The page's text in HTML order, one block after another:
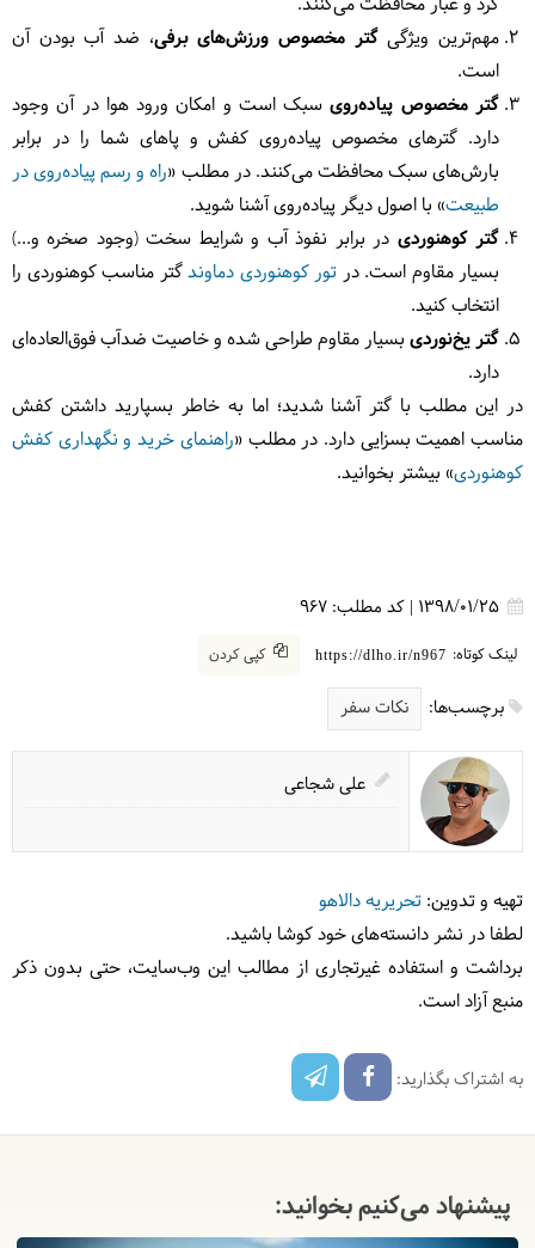
مهم‌ترین ویژگیگتر مخصوص ورزش‌های برفی، ضد آب بودن آن
است.
گتر مخصوص پیاده‌رویسبک است و امکان ورود هوا در آن وجود
دارد. گترهای مخصوص پیاده‌روی کفش و پاهای شما را در برابر
بارش‌های سبک محافظت می‌کنند. در مطلب «راه و رسم پیاده‌روی در
طبیعت» با اصول دیگر پیاده‌روی آشنا شوید.
گتر کوهنوردی در برابر نفوذ آب و شرایط سخت (وجود صخره و...)
بسیار مقاوم است. در تور کوهنوردی دماوندگتر مناسب کوهنوردی را
انتخاب کنید.
گتر یخ‌نوردی بسیار مقاوم طراحی شده و خاصیت ضدآب فوق‌العاده‌ای
دارد.
در این مطلب با گتر آشنا شدید؛ اما به خاطر بسپارید داشتن کفش
مناسب اهمیت بسزایی دارد. در مطلب «راهنمای خرید و نگهداری کفش
کوهنوردی» بیشتر بخوانید.
1398/01/25
| کد مطلب: 967
لینک کوتاه: https://dlho.ir/n967 کپی کردن
برچسب‌ها: نکات سفر
علی شجاعی
تهیه و تدوین: تحریریه دالاهو
لطفا در نشر دانسته‌های خود کوشا باشید.
برداشت و استفاده غیرتجاری از مطالب این وب‌سایت، حتی بدون ذکر
منبع آزاد است.
به اشتراک بگذارید:
پیشنهاد می‌کنیم بخوانید: